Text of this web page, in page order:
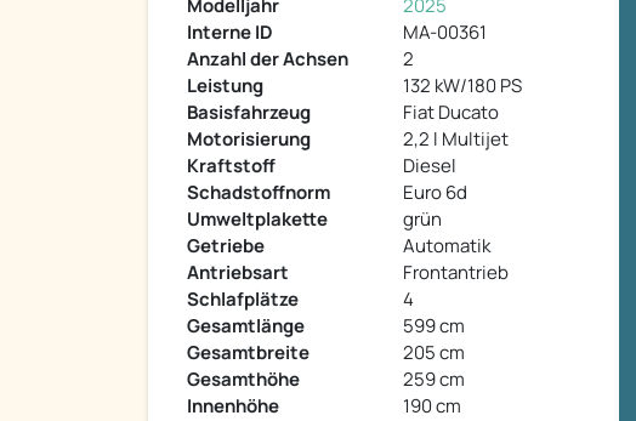
Modelljahr
2025
Interne ID
MA-00361
Anzahl der Achsen
2
Leistung
132 kW/180 PS
Basisfahrzeug
Fiat Ducato
Motorisierung
2,2 l Multijet
Kraftstoff
Diesel
Schadstoffnorm
Euro 6d
Umweltplakette
grün
Getriebe
Automatik
Antriebsart
Frontantrieb
Schlafplätze
4
Gesamtlänge
599 cm
Gesamtbreite
205 cm
Gesamthöhe
259 cm
Innenhöhe
190 cm